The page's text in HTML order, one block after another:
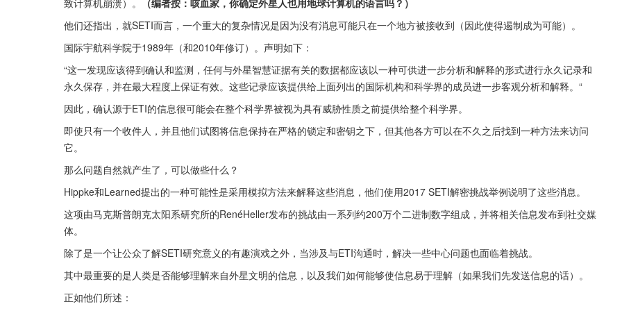
致计算机崩溃）。
（编者按：咳血家，你确定外星人也用地球计算机的语言吗？）
他们还指出，就SETI而言，一个重大的复杂情况是因为没有消息可能只在一个地方被接收到（因此使得遏制成为可能）。
国际宇航科学院于1989年（和2010年修订）。声明如下：
“这一发现应该得到确认和监测，任何与外星智慧证据有关的数据都应该以一种可供进一步分析和解释的形式进行永久记录和
永久保存，并在最大程度上保证有效。这些记录应该提供给上面列出的国际机构和科学界的成员进一步客观分析和解释。“
因此，确认源于ETI的信息很可能会在整个科学界被视为具有威胁性质之前提供给整个科学界。
即使只有一个收件人，并且他们试图将信息保持在严格的锁定和密钥之下，但其他各方可以在不久之后找到一种方法来访问
它。
那么问题自然就产生了，可以做些什么？
Hippke和Learned提出的一种可能性是采用模拟方法来解释这些消息，他们使用2017 SETI解密挑战举例说明了这些消息。
这项由马克斯普朗克太阳系研究所的RenéHeller发布的挑战由一系列约200万个二进制数字组成，并将相关信息发布到社交媒
体。
除了是一个让公众了解SETI研究意义的有趣演戏之外，当涉及与ETI沟通时，解决一些中心问题也面临着挑战。
其中最重要的是人类是否能够理解来自外星文明的信息，以及我们如何能够使信息易于理解（如果我们先发送信息的话）。
正如他们所述：